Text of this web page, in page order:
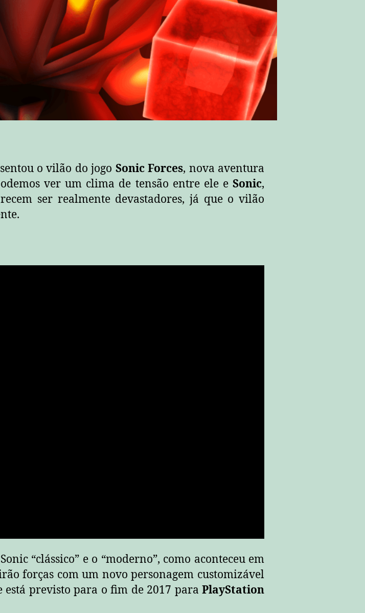
o vilão do jogo Sonic Forces, nova aventura
ver um clima de tensão entre ele eSonic,
ser realmente devastadores, já que o vilão
“clássico” e o “moderno”, como aconteceu em
forças com um novo personagem customizável
está previsto para o fim de 2017 para PlayStation